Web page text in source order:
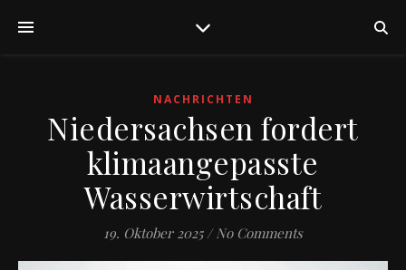
NACHRICHTEN
Niedersachsen fordert
klimaangepasste
Wasserwirtschaft
19. Oktober 2025 / No Comments